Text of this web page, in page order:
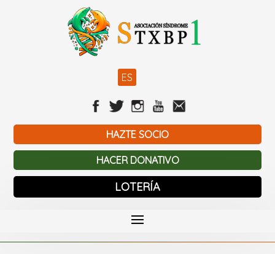
ES
HAZTE SOCIO
HACER DONATIVO
LOTERÍA